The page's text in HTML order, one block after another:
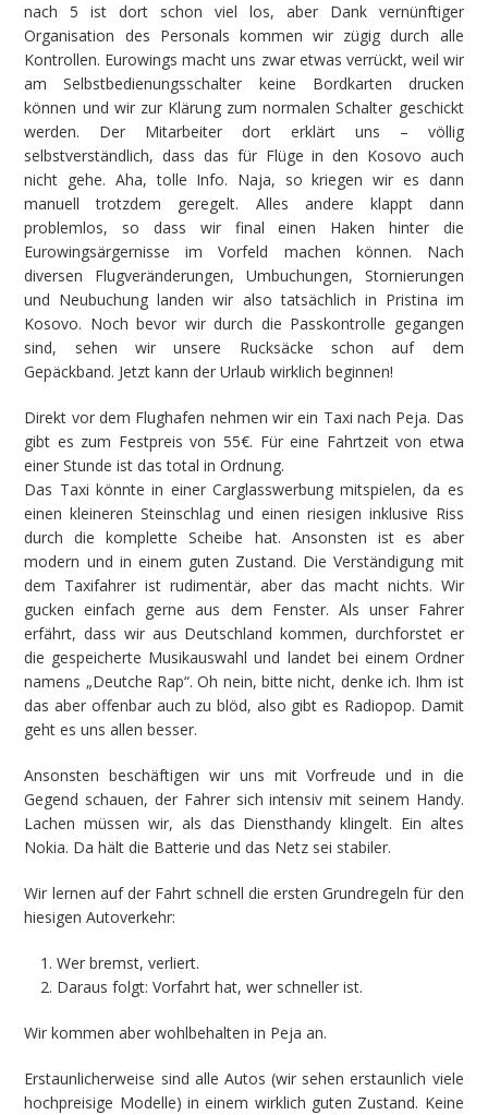
nach 5 ist dort schon viel los, aber Dank vernünftiger
Organisation des Personals kommen wir zügig durch alle
Kontrollen. Eurowings macht uns zwar etwas verrückt, weil wir
am Selbstbedienungsschalter keine Bordkarten drucken
können und wir zur Klärung zum normalen Schalter geschickt
werden. Der Mitarbeiter dort erklärt uns – völlig
selbstverständlich, dass das für Flüge in den Kosovo auch
nicht gehe. Aha, tolle Info. Naja, so kriegen wir es dann
manuell trotzdem geregelt. Alles andere klappt dann
problemlos, so dass wir final einen Haken hinter die
Eurowingsärgernisse im Vorfeld machen können. Nach
diversen Flugveränderungen, Umbuchungen, Stornierungen
und Neubuchung landen wir also tatsächlich in Pristina im
Kosovo. Noch bevor wir durch die Passkontrolle gegangen
sind, sehen wir unsere Rucksäcke schon auf dem
Gepäckband. Jetzt kann der Urlaub wirklich beginnen!
Direkt vor dem Flughafen nehmen wir ein Taxi nach Peja. Das
gibt es zum Festpreis von 55€. Für eine Fahrtzeit von etwa
einer Stunde ist das total in Ordnung.
Das Taxi könnte in einer Carglasswerbung mitspielen, da es
einen kleineren Steinschlag und einen riesigen inklusive Riss
durch die komplette Scheibe hat. Ansonsten ist es aber
modern und in einem guten Zustand. Die Verständigung mit
dem Taxifahrer ist rudimentär, aber das macht nichts. Wir
gucken einfach gerne aus dem Fenster. Als unser Fahrer
erfährt, dass wir aus Deutschland kommen, durchforstet er
die gespeicherte Musikauswahl und landet bei einem Ordner
namens „Deutche Rap“. Oh nein, bitte nicht, denke ich. Ihm ist
das aber offenbar auch zu blöd, also gibt es Radiopop. Damit
geht es uns allen besser.
Ansonsten beschäftigen wir uns mit Vorfreude und in die
Gegend schauen, der Fahrer sich intensiv mit seinem Handy.
Lachen müssen wir, als das Diensthandy klingelt. Ein altes
Nokia. Da hält die Batterie und das Netz sei stabiler.
Wir lernen auf der Fahrt schnell die ersten Grundregeln für den
hiesigen Autoverkehr:
Wer bremst, verliert.
Daraus folgt: Vorfahrt hat, wer schneller ist.
Wir kommen aber wohlbehalten in Peja an.
Erstaunlicherweise sind alle Autos (wir sehen erstaunlich viele
hochpreisige Modelle) in einem wirklich guten Zustand. Keine